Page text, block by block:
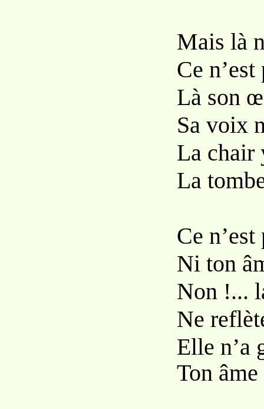
Mais là
Ce
Là son
Sa voix
La chair
La
Ce n’est
Ni ton
Non !...
Ne
Elle n’a
Ton